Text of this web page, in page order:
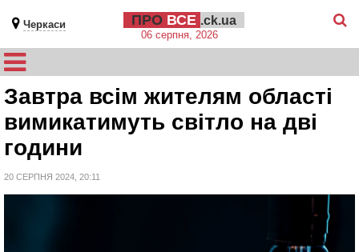
Черкаси ПРО ВСЕ .ck.ua
06 серпня, 2026
Завтра всім жителям області
вимикатимуть світло на дві
години
20 СЕРПНЯ 2024, 20:11